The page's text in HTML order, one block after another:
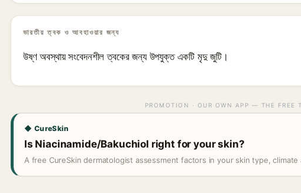
ভারতীয় ত্বক ও আবহাওয়ার জন্য
উষ্ণ অবস্থায় সংবেদনশীল ত্বকের জন্য উপযুক্ত একটি মৃদু জুটি।
PROMOTION · OUR OWN APP — THE FREE
◆ CureSkin
Is Niacinamide/Bakuchiol right for your skin?
A free CureSkin dermatologist assessment factors in your skin type, climate